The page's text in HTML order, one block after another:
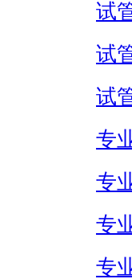
试
试
试
专
专
专
专